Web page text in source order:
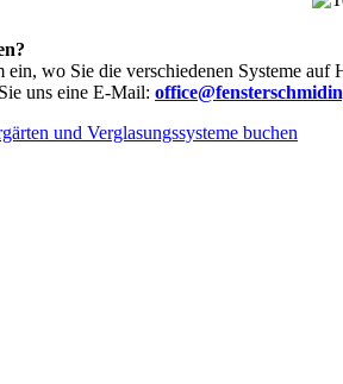
ein, wo Sie die verschiedenen Systeme
uns eine E-Mail:
und Verglasungssysteme buchen